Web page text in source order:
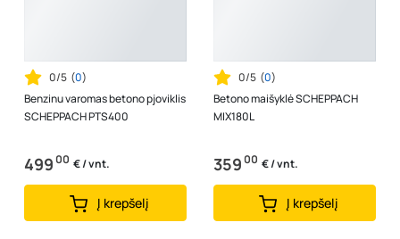
0/5 (0)
Benzinu varomas betono pjoviklis
SCHEPPACH PTS400
49900 € / vnt.
Į krepšelį
0/5 (0)
Betono maišyklė SCHEPPACH
MIX180L
35900 € / vnt.
Į krepšelį